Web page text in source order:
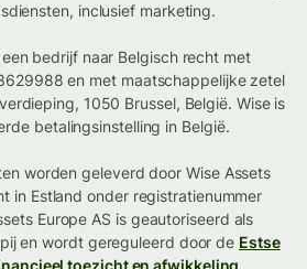
inclusief marketing.
een bedrijf naar Belgisch recht met
en met maatschappelijke zetel
1050 Brussel, België. Wise is
betalingsinstelling in België.
worden geleverd door Wise Assets
in Estland onder registratienummer
Europe AS is geautoriseerd als
en wordt gereguleerd door de Estse